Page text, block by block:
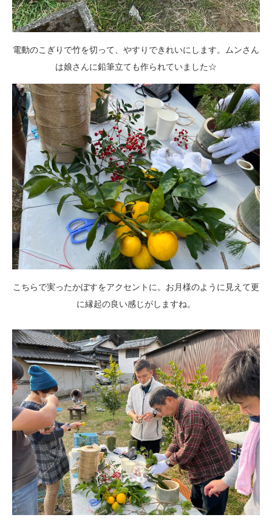
電動のこぎりで竹を切って、やすりできれいにします。ムンさん
は娘さんに鉛筆立ても作られていました☆
こちらで実ったかぼすをアクセントに。お月様のように見えて更
に縁起の良い感じがしますね。